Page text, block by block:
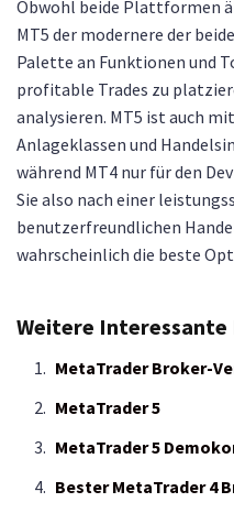
Obwohl beide Plattformen
MT5 der modernere der
Palette an Funktionen und
profitable Trades zu
analysieren. MT5 ist auch
Anlageklassen und
während MT4 nur für den
Sie also nach einer
benutzerfreundlichen
wahrscheinlich die beste
Weitere Interessante
MetaTrader Broker-
MetaTrader 5
MetaTrader 5
Bester MetaTrader 4